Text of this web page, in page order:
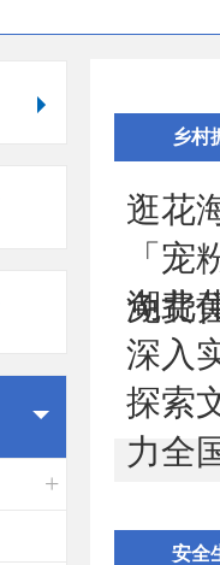
乡村
逛花
「
免费
湖北
深入
探索
力全
安全